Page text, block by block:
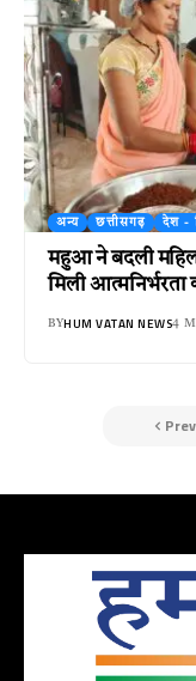
अन्य छत्तीसगढ़ देश -
महुआ ने बदली
मिली आत्मनिर्भरता
BYHUM VATAN NEWS4